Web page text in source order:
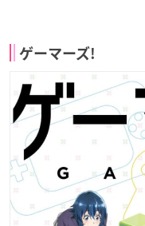
ゲーマーズ!